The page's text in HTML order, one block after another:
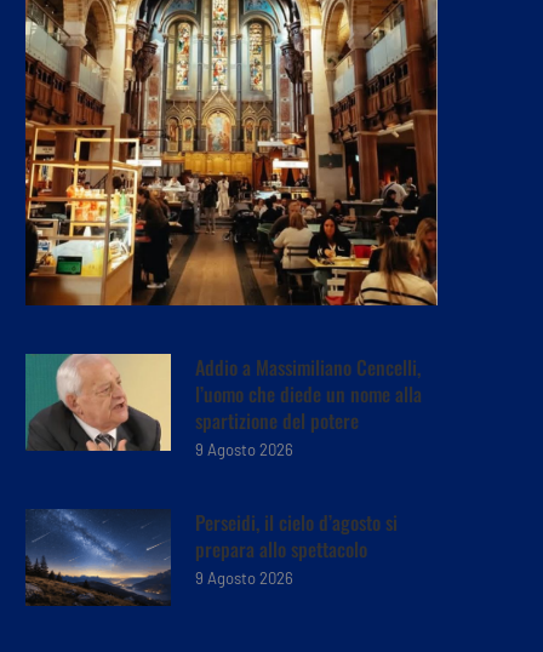
Addio a Massimiliano Cencelli,
l’uomo che diede un nome alla
spartizione del potere
9 Agosto 2026
Perseidi, il cielo d’agosto si
prepara allo spettacolo
9 Agosto 2026